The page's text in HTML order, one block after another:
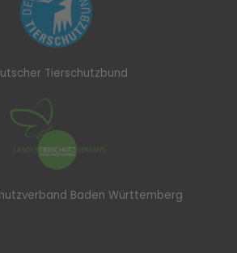
Tierschutzbund
Baden Württemberg